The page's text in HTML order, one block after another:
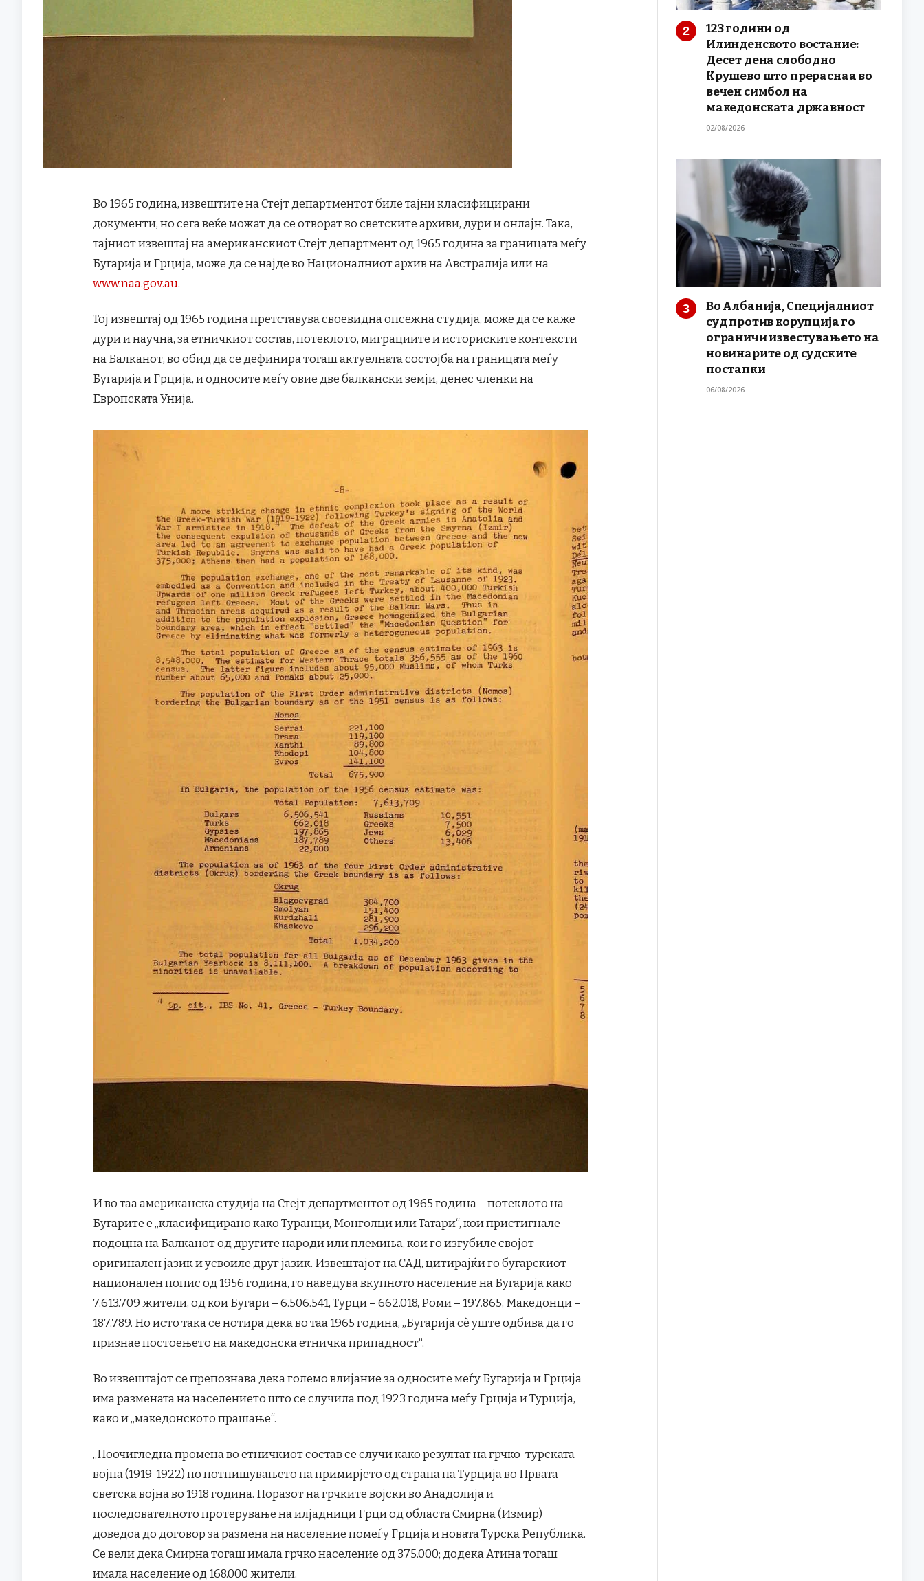
Во 1965 година, извештите на Стејт департментот биле тајни класифицирани
документи, но сега веќе можат да се отворат во светските архиви, дури и онлајн. Така,
тајниот извештај на американскиот Стејт департмент од 1965 година за границата меѓу
Бугарија и Грција, може да се најде во Националниот архив на Австралија или на
www.naa.gov.au.
Тој извештај од 1965 година претставува своевидна опсежна студија, може да се каже
дури и научна, за етничкиот состав, потеклото, миграциите и историските контексти
на Балканот, во обид да се дефинира тогаш актуелната состојба на границата меѓу
Бугарија и Грција, и односите меѓу овие две балкански земји, денес членки на
Европската Унија.
И во таа американска студија на Стејт департментот од 1965 година – потеклото на
Бугарите е „класифицирано како Туранци, Монголци или Татари“, кои пристигнале
подоцна на Балканот од другите народи или племиња, кои го изгубиле својот
оригинален јазик и усвоиле друг јазик. Извештајот на САД, цитирајќи го бугарскиот
национален попис од 1956 година, го наведува вкупното население на Бугарија како
7.613.709 жители, од кои Бугари – 6.506.541, Турци – 662.018, Роми – 197.865, Македонци –
187.789. Но исто така се нотира дека во таа 1965 година, „Бугарија сè уште одбива да го
признае постоењето на македонска етничка припадност“.
Во извештајот се препознава дека големо влијание за односите меѓу Бугарија и Грција
има размената на населението што се случила под 1923 година меѓу Грција и Турција,
како и „македонското прашање“.
„Поочигледна промена во етничкиот состав се случи како резултат на грчко-турската
војна (1919-1922) по потпишувањето на примирјето од страна на Турција во Првата
светска војна во 1918 година. Поразот на грчките војски во Анадолија и
последователното протерување на илјадници Грци од областа Смирна (Измир)
доведоа до договор за размена на население помеѓу Грција и новата Турска Република.
Се вели дека Смирна тогаш имала грчко население од 375.000; додека Атина тогаш
имала население од 168.000 жители.
123 години од
Илинденското востание:
Десет дена слободно
Крушево што прераснаа во
вечен симбол на
македонската државност
02/08/2026
Во Албанија, Специјалниот
суд против корупција го
ограничи известувањето на
новинарите од судските
постапки
06/08/2026